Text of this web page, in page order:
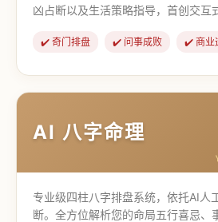
凶占断以及生活策略指导，首创交互
✔️ 奇门排盘 ✔️ 问事成败 ✔️ 商业
【道家奇门】
AI 八字命理
专业级四柱八字排盘系统，依托AI人
断。全方位解析您的命局五行喜忌、